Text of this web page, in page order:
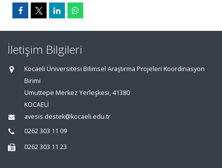
İletişim Bilgileri
Kocaeli Üniversitesi Bilimsel Araştırma Projeleri Koordinasyon
Birimi
Umuttepe Merkez Yerleşkesi, 41380
KOCAELİ
avesis.destek@kocaeli.edu.tr
0262 303 11 09
0262 303 11 23